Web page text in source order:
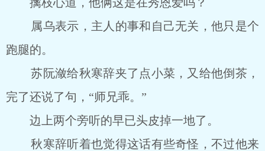
属乌表示，主人的事和自己无关，他只是个
跑腿的。
苏阮潋给秋寒辞夹了点小菜，又给他倒茶，
完了还说了句，“师兄乖。”
边上两个旁听的早已头皮掉一地了。
秋寒辞听着也觉得这话有些奇怪，不过他来